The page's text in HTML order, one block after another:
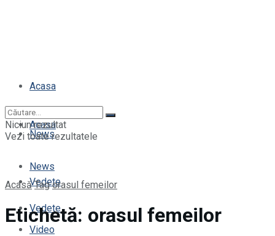
Acasa
News
Vedete
Video
Acasa
News
Vedete
Niciun rezultat
Vezi toate rezultatele
Acasă Tag orasul femeilor
Etichetă: orasul femeilor